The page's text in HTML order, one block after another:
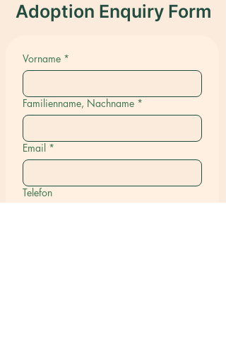
Adoption Enquiry Form
Vorname *
Familienname, Nachname *
Email *
Telefon